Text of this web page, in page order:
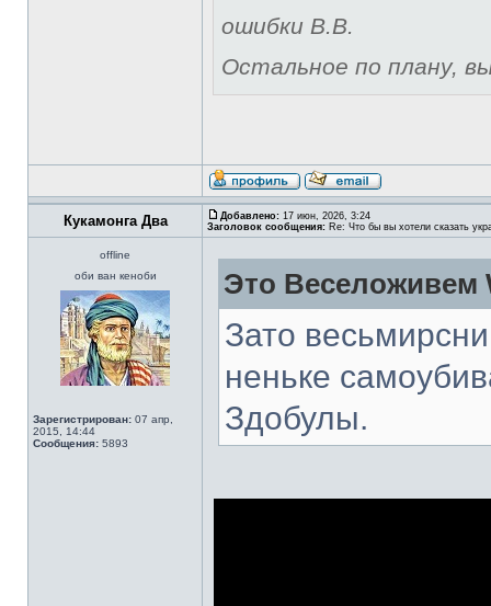
ошибки В.В.
Остальное по плану,
Кукамонга Два Добавлено: 17 июн, 2026, 3:24
Заголовок сообщения: Re: Что бы вы хотели сказать
offline
оби ван кеноби
Зарегистрирован: 07 апр,
2015, 14:44
Сообщения: 5893
Это Веселоживем
Зато
неньке
Здобулы.